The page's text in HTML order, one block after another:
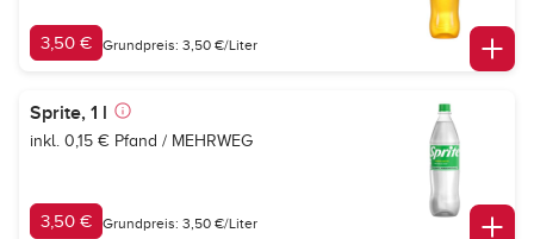
3,50 € Grundpreis: 3,50 €/Liter
Sprite, 1 l
inkl. 0,15 € Pfand / MEHRWEG
3,50 € Grundpreis: 3,50 €/Liter